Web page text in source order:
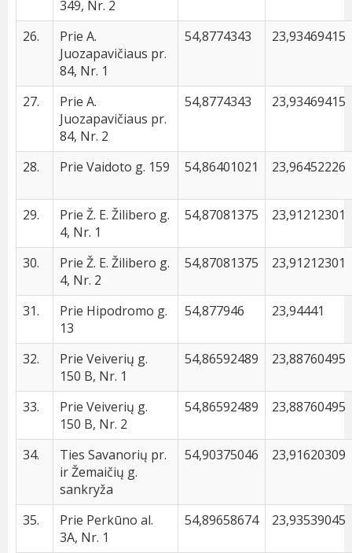
349, Nr. 2
26.
Prie A.
Juozapavičiaus pr.
84, Nr. 1
54,8774343 23,93469415
27.
Prie A.
Juozapavičiaus pr.
84, Nr. 2
54,8774343 23,93469415
28. Prie Vaidoto g. 159 54,86401021 23,96452226
29.
Prie Ž. E. Žilibero g.
4, Nr. 1
54,87081375 23,91212301
30.
Prie Ž. E. Žilibero g.
4, Nr. 2
54,87081375 23,91212301
31.
Prie Hipodromo g.
13
54,877946 23,94441
32.
Prie Veiverių g.
150 B, Nr. 1
54,86592489 23,88760495
33.
Prie Veiverių g.
150 B, Nr. 2
54,86592489 23,88760495
34.
Ties Savanorių pr.
ir Žemaičių g.
sankryža
54,90375046 23,91620309
35.
Prie Perkūno al.
3A, Nr. 1
54,89658674 23,93539045